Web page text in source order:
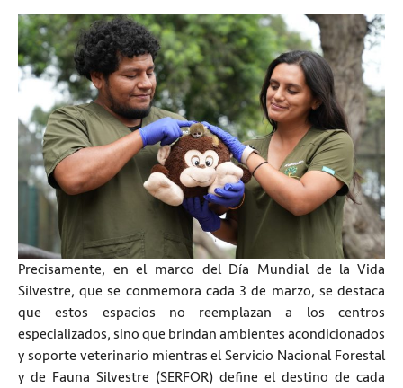
Precisamente, en el marco del Día Mundial de la Vida
Silvestre, que se conmemora cada 3 de marzo, se destaca
que estos espacios no reemplazan a los centros
especializados, sino que brindan ambientes acondicionados
y soporte veterinario mientras el Servicio Nacional Forestal
y de Fauna Silvestre (SERFOR) define el destino de cada